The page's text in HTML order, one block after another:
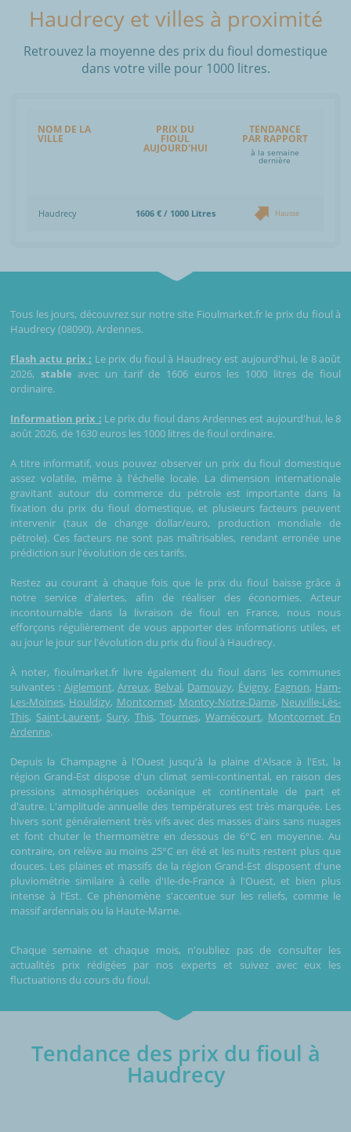
Haudrecy et villes à proximité
Retrouvez la moyenne des prix du fioul domestique
dans votre ville pour 1000 litres.
NOM DE LA
VILLE
PRIX DU
FIOUL
AUJOURD'HUI
TENDANCE
PAR RAPPORT
à la semaine
dernière
Haudrecy 1606 € / 1000 Litres Hausse
Tous les jours, découvrez sur notre site Fioulmarket.fr le prix du fioul à
Haudrecy (08090), Ardennes.
Flash actu prix : Le prix du fioul à Haudrecy est aujourd'hui, le 8 août
2026, stable avec un tarif de 1606 euros les 1000 litres de fioul
ordinaire.
Information prix : Le prix du fioul dans Ardennes est aujourd'hui, le 8
août 2026, de 1630 euros les 1000 litres de fioul ordinaire.
A titre informatif, vous pouvez observer un prix du fioul domestique
assez volatile, même à l'échelle locale. La dimension internationale
gravitant autour du commerce du pétrole est importante dans la
fixation du prix du fioul domestique, et plusieurs facteurs peuvent
intervenir (taux de change dollar/euro, production mondiale de
pétrole). Ces facteurs ne sont pas maîtrisables, rendant erronée une
prédiction sur l'évolution de ces tarifs.
Restez au courant à chaque fois que le prix du fioul baisse grâce à
notre service d'alertes, afin de réaliser des économies. Acteur
incontournable dans la livraison de fioul en France, nous nous
efforçons régulièrement de vous apporter des informations utiles, et
au jour le jour sur l'évolution du prix du fioul à Haudrecy.
À noter, fioulmarket.fr livre également du fioul dans les communes
suivantes : Aiglemont, Arreux, Belval, Damouzy, Évigny, Fagnon, Ham-
Les-Moines, Houldizy, Montcornet, Montcy-Notre-Dame, Neuville-Lès-
This, Saint-Laurent, Sury, This,Tournes,Warnécourt, Montcornet En
Ardenne.
Depuis la Champagne à l'Ouest jusqu'à la plaine d'Alsace à l'Est, la
région Grand-Est dispose d'un climat semi-continental, en raison des
pressions atmosphériques océanique et continentale de part et
d'autre. L'amplitude annuelle des températures est très marquée. Les
hivers sont généralement très vifs avec des masses d'airs sans nuages
et font chuter le thermomètre en dessous de 6°C en moyenne. Au
contraire, on relève au moins 25°C en été et les nuits restent plus que
douces. Les plaines et massifs de la région Grand-Est disposent d'une
pluviométrie similaire à celle d'Ile-de-France à l'Ouest, et bien plus
intense à l'Est. Ce phénomène s'accentue sur les reliefs, comme le
massif ardennais ou la Haute-Marne.
Chaque semaine et chaque mois, n'oubliez pas de consulter les
actualités prix rédigées par nos experts et suivez avec eux les
fluctuations du cours du fioul.
Tendance des prix du fioul à
Haudrecy